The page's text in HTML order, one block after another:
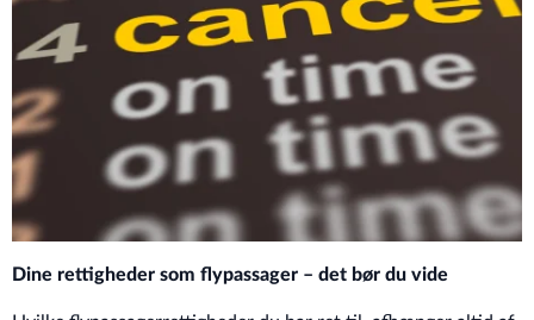
Dine rettigheder som flypassager – det bør du vide